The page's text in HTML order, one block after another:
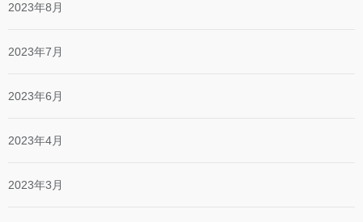
2023年8月
2023年7月
2023年6月
2023年4月
2023年3月